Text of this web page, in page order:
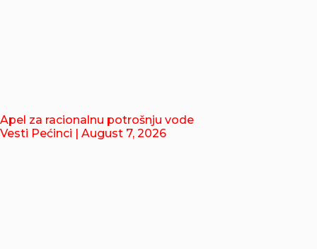
Apel za racionalnu potrošnju vode
Vesti Pećinci | August 7, 2026